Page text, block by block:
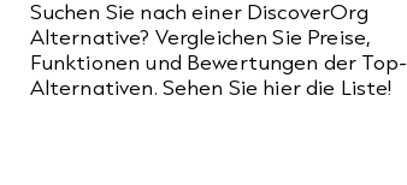
Suchen Sie nach einer DiscoverOrg
Alternative? Vergleichen Sie Preise,
Funktionen und Bewertungen der Top-
Alternativen. Sehen Sie hier die Liste!